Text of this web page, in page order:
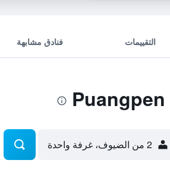
التقييمات فنادق مشابهة
2 من الضيوف، غرفة واحدة